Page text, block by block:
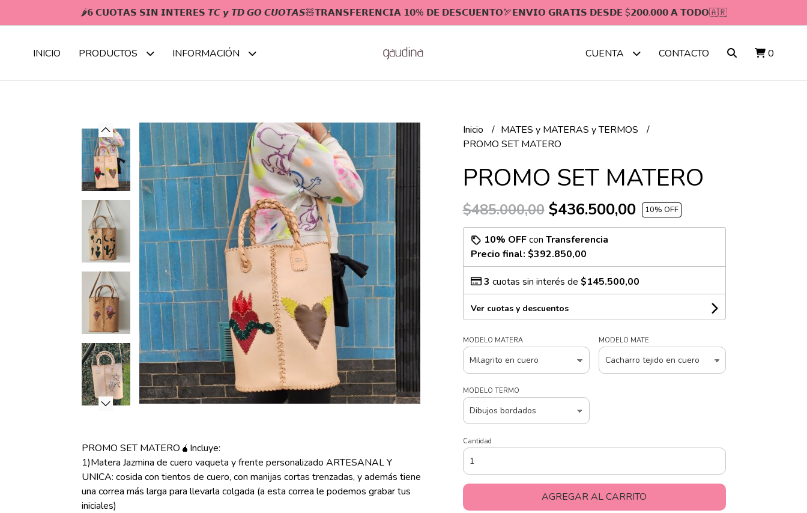
🌶𝟲 𝗖𝗨𝗢𝗧𝗔𝗦 𝗦𝗜𝗡 𝗜𝗡𝗧𝗘𝗥𝗘𝗦 𝙏𝘾 𝙮 𝙏𝘿 𝙂𝙊 𝘾𝙐𝙊𝙏𝘼𝙎🧸𝗧𝗥𝗔𝗡𝗦𝗙𝗘𝗥𝗘𝗡𝗖𝗜𝗔 𝟭𝟬% 𝗗𝗘 𝗗𝗘𝗦𝗖𝗨𝗘𝗡𝗧𝗢🏹𝗘𝗡𝗩𝗜𝗢 𝗚𝗥𝗔𝗧𝗜𝗦 𝗗𝗘𝗦𝗗𝗘 $𝟮𝟬𝟬.𝟬𝟬𝟬 𝗔 𝗧𝗢𝗗𝗢🇦🇷
INICIO PRODUCTOS INFORMACIÓN CUENTA CONTACTO 0
PROMO SET MATERO🧉Incluye:
1)Matera Jazmina de cuero vaqueta y frente personalizado ARTESANAL Y
UNICA: cosida con tientos de cuero, con manijas cortas trenzadas, y además tiene
una correa más larga para llevarla colgada (a esta correa le podemos grabar tus
iniciales)
Inicio
MATES y MATERAS y TERMOS
PROMO SET MATERO
PROMO SET MATERO
$485.000,00$436.500,00 10% OFF
10% OFFcon Transferencia
Precio final: $392.850,00
3 cuotas sin interés de $145.500,00
Ver cuotas y descuentos
MODELO MATERA MODELO MATE
MODELO TERMO
Cantidad
AGREGAR AL CARRITO